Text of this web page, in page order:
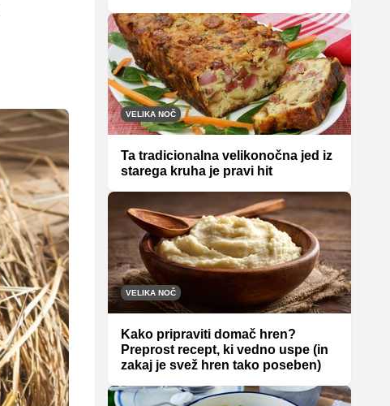
VELIKA NOČ
Ta tradicionalna velikonočna jed iz
starega kruha je pravi hit
VELIKA NOČ
Kako pripraviti domač hren?
Preprost recept, ki vedno uspe (in
zakaj je svež hren tako poseben)